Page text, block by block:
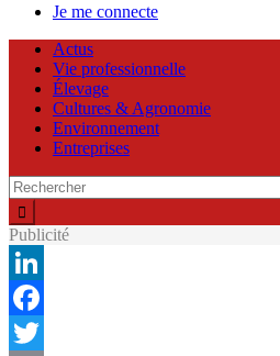
Je me connecte
Actus
Vie professionnelle
Élevage
Cultures & Agronomie
Environnement
Entreprises
Publicité
LinkedIn
Facebook